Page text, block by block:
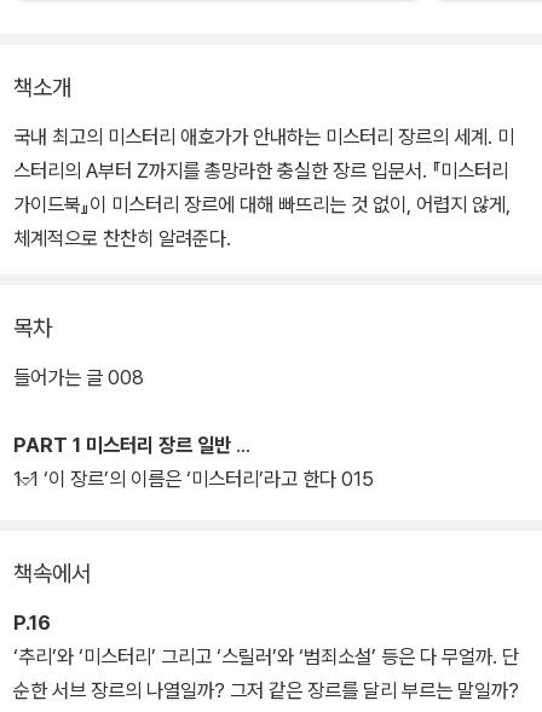
책소개
국내 최고의 미스터리 애호가가 안내하는 미스터리 장르의 세계. 미
스터리의 A부터 Z까지를 총망라한 충실한 장르 입문서. 『미스터리
가이드북』이 미스터리 장르에 대해 빠뜨리는 것 없이, 어렵지 않게,
체계적으로 찬찬히 알려준다.
목차
들어가는 글 008
PART 1 미스터리 장르 일반
1-1 ‘이 장르’의 이름은 ‘미스터리’라고 한다 015
책속에서
P.16
‘추리’와 ‘미스터리’ 그리고 ‘스릴러’와 ‘범죄소설’ 등은 다 무얼까. 단
순한 서브 장르의 나열일까? 그저 같은 장르를 달리 부르는 말일까?